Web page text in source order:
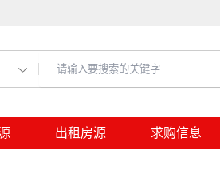
出租房源 求购信息